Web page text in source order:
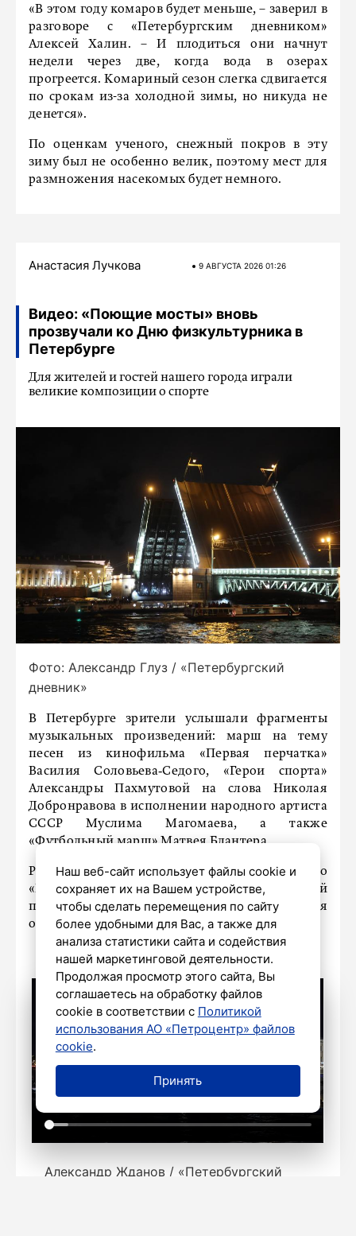
«В этом году комаров будет меньше, – заверил в
разговоре с «Петербургским дневником»
Алексей Халин. – И плодиться они начнут
недели через две, когда вода в озерах
прогреется. Комариный сезон слегка сдвигается
по срокам из-за холодной зимы, но никуда не
денется».
По оценкам ученого, снежный покров в эту
зиму был не особенно велик, поэтому мест для
размножения насекомых будет немного.
Анастасия Лучкова 9 АВГУСТА 2026 01:26
Видео: «Поющие мосты» вновь
прозвучали ко Дню физкультурника в
Петербурге
Для жителей и гостей нашего города играли
великие композиции о спорте
Фото: Александр Глуз / «Петербургский
дневник»
В Петербурге зрители услышали фрагменты
музыкальных произведений: марш на тему
песен из кинофильма «Первая перчатка»
Василия Соловьева‑Седого, «Герои спорта»
Александры Пахмутовой на слова Николая
Добронравова в исполнении народного артиста
СССР Муслима Магомаева, а также
«Футбольный марш» Матвея Блантера.
Ранее «Петербургский дневник» сообщал, что
«Поющие мосты» посвятили специальной
программе Дня физкультурника и Дня
окончанияЛенинградской битвы.
Александр Жданов / «Петербургский
Наш веб-сайт использует файлы cookie и
сохраняет их на Вашем устройстве,
чтобы сделать перемещения по сайту
более удобными для Вас, а также для
анализа статистики сайта и содействия
нашей маркетинговой деятельности.
Продолжая просмотр этого сайта, Вы
соглашаетесь на обработку файлов
cookie в соответствии с Политикой
использования АО «Петроцентр» файлов
cookie.
Принять